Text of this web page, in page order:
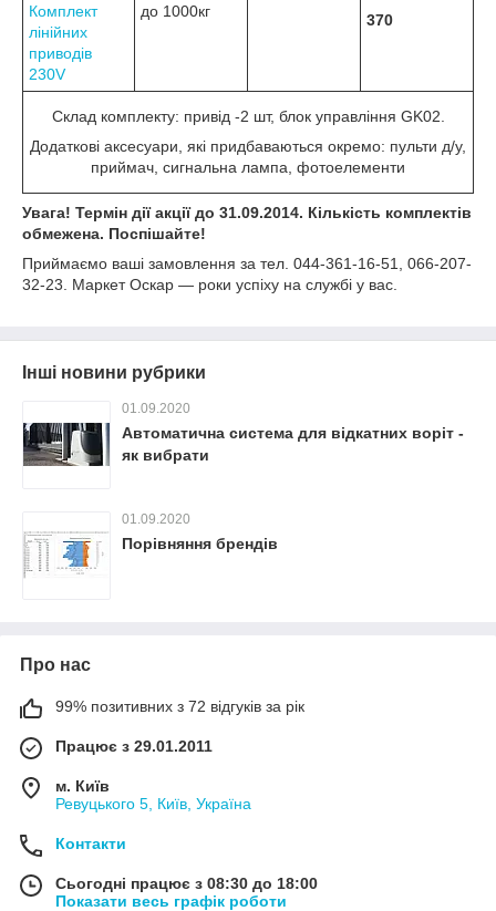
Комплект
лінійних
приводів
230V
до 1000кг
370
Склад комплекту: привід -2 шт, блок управління GK02.
Додаткові аксесуари, які придбаваються окремо: пульти д/у,
приймач, сигнальна лампа, фотоелементи
Увага! Термін дії акції до 31.09.2014. Кількість комплектів
обмежена. Поспішайте!
Приймаємо ваші замовлення за тел. 044-361-16-51, 066-207-
32-23. Маркет Оскар ― роки успіху на службі у вас.
Інші новини рубрики
01.09.2020
Автоматична система для відкатних воріт -
як вибрати
01.09.2020
Порівняння брендів
Про нас
99% позитивних з 72 відгуків за рік
Працює з 29.01.2011
м. Київ
Ревуцького 5, Київ, Україна
Контакти
Сьогодні працює з 08:30 до 18:00
Показати весь графік роботи